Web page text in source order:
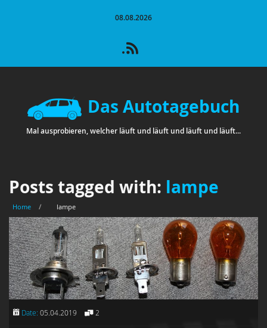
08.08.2026
Das Autotagebuch
Mal ausprobieren, welcher läuft und läuft und läuft und läuft...
Posts tagged with: lampe
Home / lampe
Date: 05.04.2019 2